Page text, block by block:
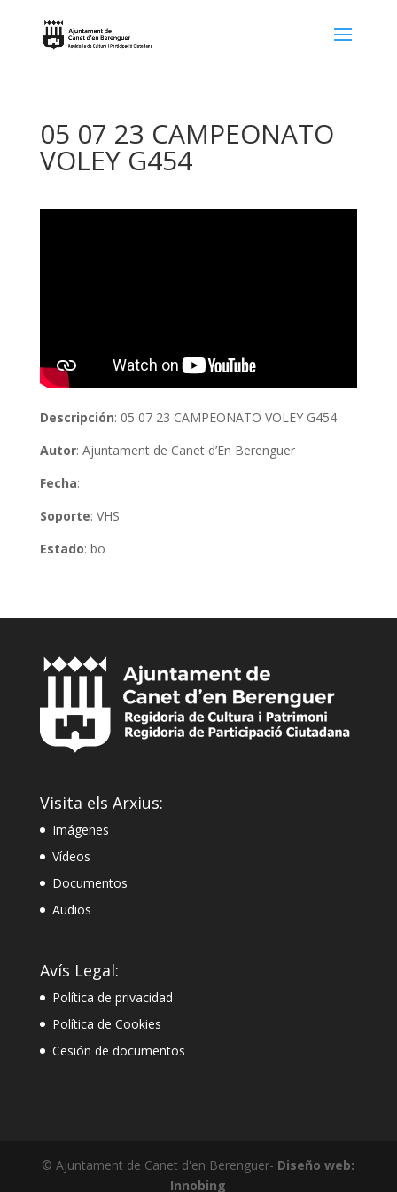
05 07 23 CAMPEONATO
VOLEY G454
Descripción: 05 07 23 CAMPEONATO VOLEY G454
Autor: Ajuntament de Canet d’En Berenguer
Fecha:
Soporte: VHS
Estado: bo
Visita els Arxius:
Imágenes
Vídeos
Documentos
Audios
Avís Legal:
Política de privacidad
Política de Cookies
Cesión de documentos
© Ajuntament de Canet d'en Berenguer- Diseño web:
Innobing